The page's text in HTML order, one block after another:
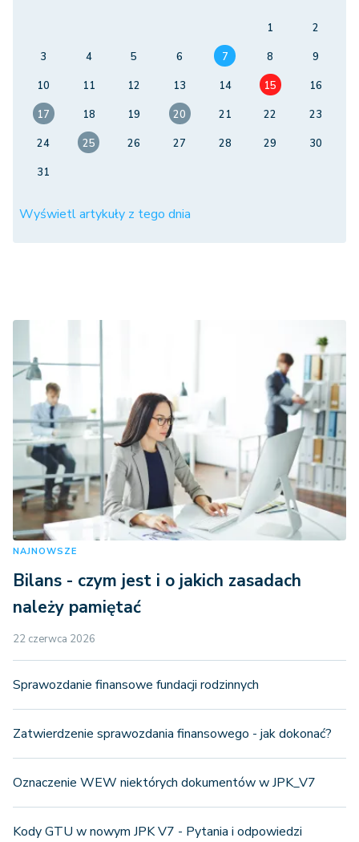
1
2
3
4 5 6 7 8
9
10
11 12 13 14 15
16
17
18 19 20 21 22
23
24
25 26 27 28 29
30
31
Wyświetl artykuły z tego dnia
NAJNOWSZE
Bilans - czym jest i o jakich zasadach
należy pamiętać
22 czerwca 2026
Sprawozdanie finansowe fundacji rodzinnych
Zatwierdzenie sprawozdania finansowego - jak dokonać?
Oznaczenie WEW niektórych dokumentów w JPK_V7
Kody GTU w nowym JPK V7 - Pytania i odpowiedzi